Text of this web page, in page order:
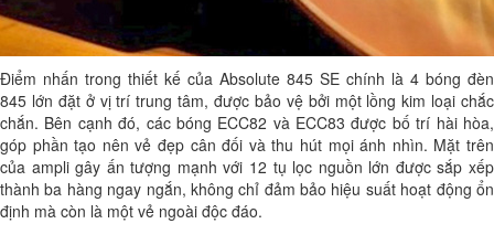
Điểm nhấn trong thiết kế của Absolute 845 SE chính là 4 bóng đèn
845 lớn đặt ở vị trí trung tâm, được bảo vệ bởi một lồng kim loại chắc
chắn. Bên cạnh đó, các bóng ECC82 và ECC83 được bố trí hài hòa,
góp phần tạo nên vẻ đẹp cân đối và thu hút mọi ánh nhìn. Mặt trên
của ampli gây ấn tượng mạnh với 12 tụ lọc nguồn lớn được sắp xếp
thành ba hàng ngay ngắn, không chỉ đảm bảo hiệu suất hoạt động ổn
định mà còn là một vẻ ngoài độc đáo.